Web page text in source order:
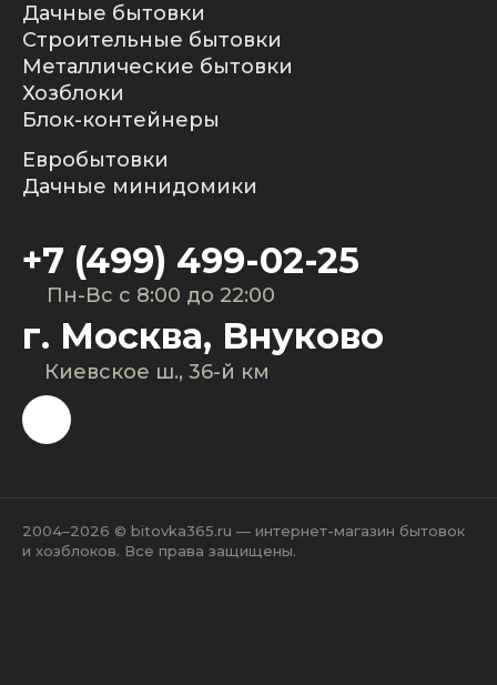
Дачные бытовки
Строительные бытовки
Металлические бытовки
Хозблоки
Блок-контейнеры
Евробытовки
Дачные минидомики
+7 (499) 499-02-25
Пн-Вс с 8:00 до 22:00
г. Москва, Внуково
Киевское ш., 36-й км
2004–2026 © bitovka365.ru — интернет-магазин бытовок
и хозблоков. Все права защищены.